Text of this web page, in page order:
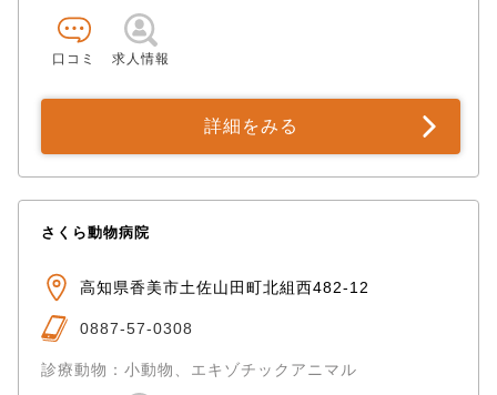
口コミ 求人情報
詳細をみる
さくら動物病院
高知県香美市土佐山田町北組西482-12
0887-57-0308
診療動物：小動物、エキゾチックアニマル